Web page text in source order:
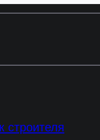
строителя